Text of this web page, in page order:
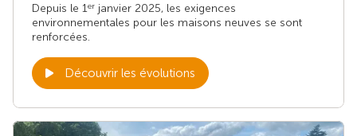
Depuis le 1er janvier 2025, les exigences
environnementales pour les maisons neuves se sont
renforcées.
Découvrir les évolutions